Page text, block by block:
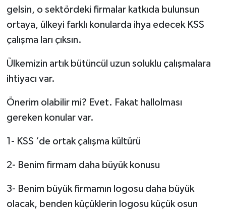
gelsin, o sektördeki firmalar katkıda bulunsun
ortaya, ülkeyi farklı konularda ihya edecek KSS
çalışma ları çıksın.
Ülkemizin artık bütüncül uzun soluklu çalışmalara
ihtiyacı var.
Önerim olabilir mi? Evet. Fakat hallolması
gereken konular var.
1- KSS ‘de ortak çalışma kültürü
2- Benim firmam daha büyük konusu
3- Benim büyük firmamın logosu daha büyük
olacak, benden küçüklerin logosu küçük osun